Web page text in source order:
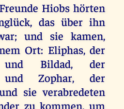
Freunde Hiobs hörten
, das über ihn
; und sie kamen,
Ort: Eliphas,der
und Bildad,der
und Zophar,der
sie verabredeten
zu kommen,um